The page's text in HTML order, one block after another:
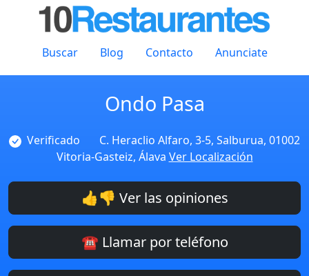
Buscar Blog Contacto Anunciate
Ondo Pasa
Verificado
C. Heraclio Alfaro, 3-5, Salburua, 01002
Vitoria-Gasteiz, Álava Ver Localización
👍👎 Ver las opiniones
☎️ Llamar por teléfono